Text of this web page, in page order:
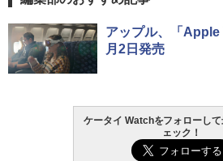
アップル、「
月2日発売
ケータイ Watchをフォローし
ェック！